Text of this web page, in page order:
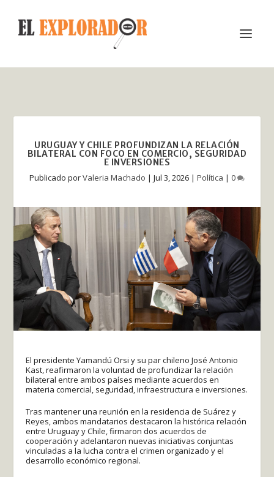
URUGUAY Y CHILE PROFUNDIZAN LA RELACIÓN
BILATERAL CON FOCO EN COMERCIO, SEGURIDAD
E INVERSIONES
Publicado porValeria Machado | Jul 3, 2026 | Política | 0
El presidente Yamandú Orsi y su par chileno José Antonio
Kast, reafirmaron la voluntad de profundizar la relación
bilateral entre ambos países mediante acuerdos en
materia comercial, seguridad, infraestructura e inversiones.
Tras mantener una reunión en la residencia de Suárez y
Reyes, ambos mandatarios destacaron la histórica relación
entre Uruguay y Chile, firmaron dos acuerdos de
cooperación y adelantaron nuevas iniciativas conjuntas
vinculadas a la lucha contra el crimen organizado y el
desarrollo económico regional.